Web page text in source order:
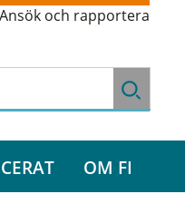
Ansök och rapportera
OM FI